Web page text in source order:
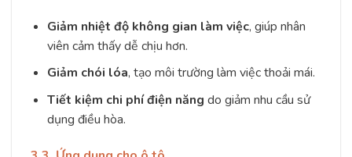
Giảm nhiệt độ không gian làm việc, giúp nhân
viên cảm thấy dễ chịu hơn.
Giảm chói lóa, tạo môi trường làm việc thoải mái.
Tiết kiệm chi phí điện năng do giảm nhu cầu sử
dụng điều hòa.